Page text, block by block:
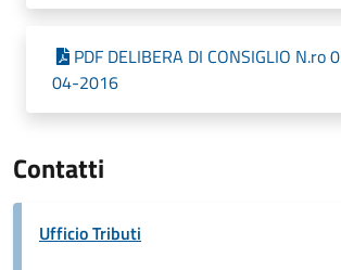
PDF DELIBERA DI CONSIGLIO N.ro
04-2016
Contatti
Ufficio Tributi